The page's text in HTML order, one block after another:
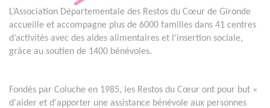
L’Association Départementale des Restos du Cœur de Gironde
accueille et accompagne plus de 6000 familles dans 41 centres
d’activités avec des aides alimentaires et l'insertion sociale,
grâce au soutien de 1400 bénévoles.
Fondés par Coluche en 1985, les Restos du Cœur ont pour but «
d'aider et d'apporter une assistance bénévole aux personnes